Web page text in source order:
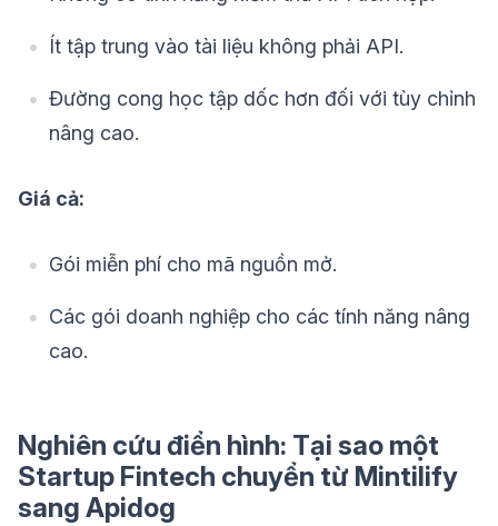
Ít tập trung vào tài liệu không phải API.
Đường cong học tập dốc hơn đối với tùy chỉnh
nâng cao.
Giá cả:
Gói miễn phí cho mã nguồn mở.
Các gói doanh nghiệp cho các tính năng nâng
cao.
Nghiên cứu điển hình: Tại sao một
Startup Fintech chuyển từ Mintilify
sang Apidog